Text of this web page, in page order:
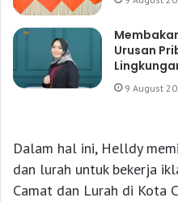
Urusan
9 August
Dalam hal ini, Helldy
dan lurah untuk bekerja
Camat dan Lurah di Kota